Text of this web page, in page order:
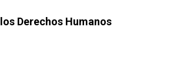
Derechos Humanos